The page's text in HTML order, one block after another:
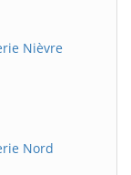
Nièvre
Nord